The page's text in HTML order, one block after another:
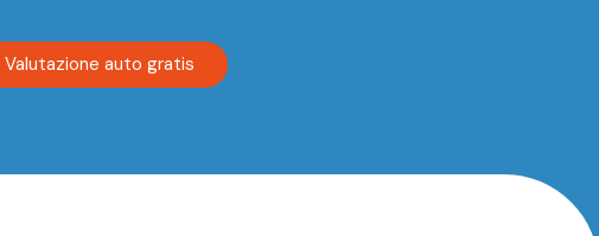
Valutazione auto gratis